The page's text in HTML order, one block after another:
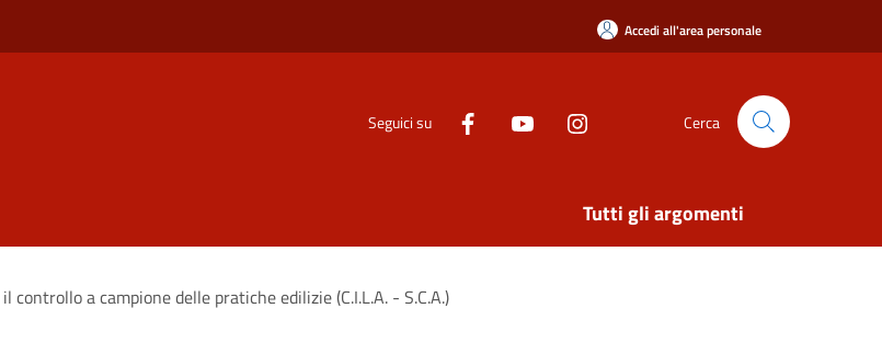
Accedi all'area personale
Seguici su Cerca
Tutti gli argomenti
controllo a campione delle pratiche edilizie (C.I.L.A. - S.C.A.)